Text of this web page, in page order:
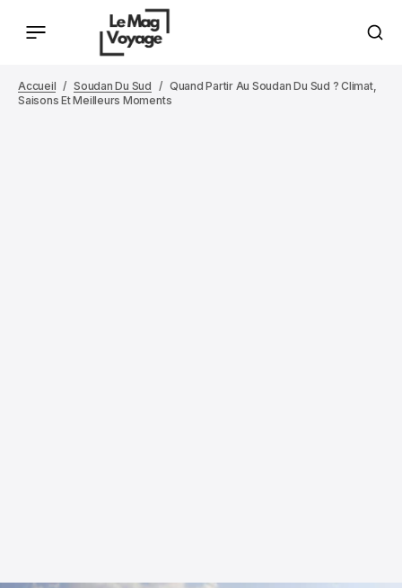
Accueil Soudan Du Sud
Quand Partir Au Soudan Du Sud ? Climat,
Saisons Et Meilleurs Moments